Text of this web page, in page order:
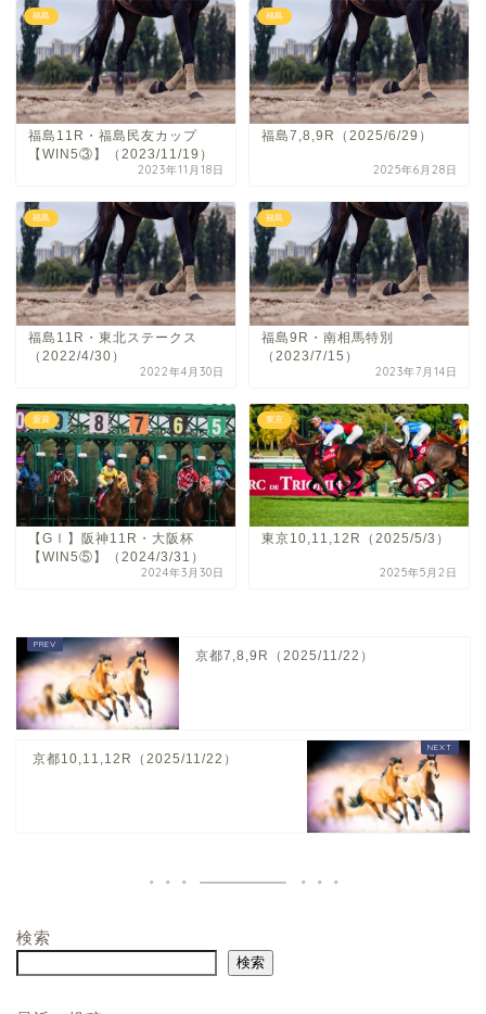
福島
福島11R・福島民友カップ
【WIN5③】（2023/11/19）
2023年11月18日
福島
福島7,8,9R（2025/6/29）
2025年6月28日
福島
福島11R・東北ステークス
（2022/4/30）
2022年4月30日
福島
福島9R・南相馬特別
（2023/7/15）
2023年7月14日
重賞
【GⅠ】阪神11R・大阪杯
【WIN5⑤】（2024/3/31）
2024年3月30日
東京
東京10,11,12R（2025/5/3）
2025年5月2日
京都7,8,9R（2025/11/22）
京都10,11,12R（2025/11/22）
検索
検索